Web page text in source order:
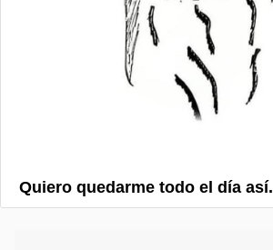
Quiero quedarme todo el día así.